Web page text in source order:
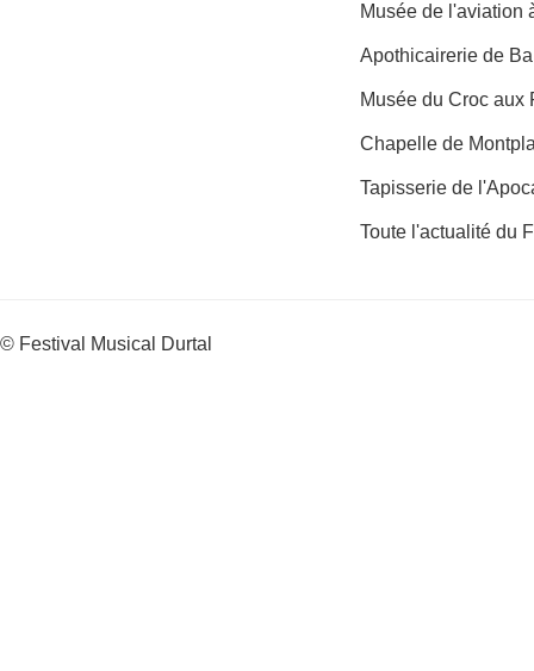
Musée de l'aviation
Apothicairerie de
Musée du Croc aux
Chapelle de
Tapisserie de
Toute l'actualité du
© Festival Musical Durtal